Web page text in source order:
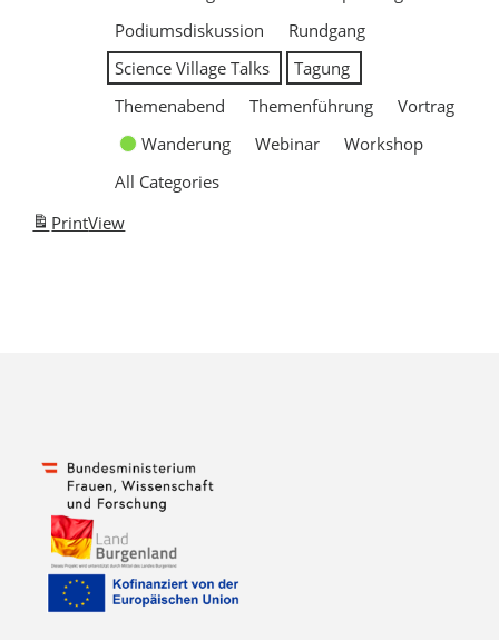
Podiumsdiskussion
Rundgang
Science Village Talks
Tagung
Themenabend
Themenführung
Vortrag
Wanderung
Webinar
Workshop
All Categories
PrintView